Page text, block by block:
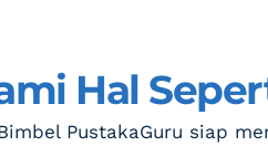
Hal
PustakaGuru siap